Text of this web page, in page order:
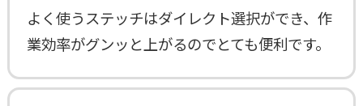
よく使うステッチはダイレクト選択ができ、作
業効率がグンッと上がるのでとても便利です。